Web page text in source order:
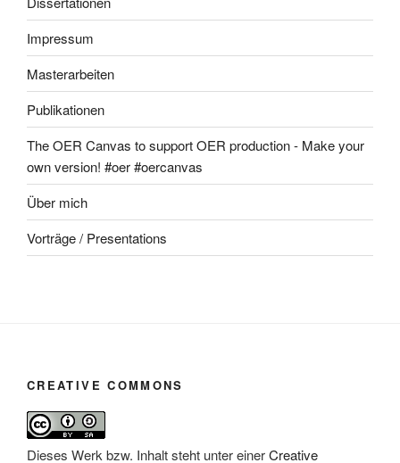
Impressum
Masterarbeiten
Publikationen
The OER Canvas to support OER production - Make your
own version! #oer #oercanvas
Über mich
Vorträge / Presentations
CREATIVE COMMONS
Dieses Werk bzw. Inhalt steht unter einerCreative